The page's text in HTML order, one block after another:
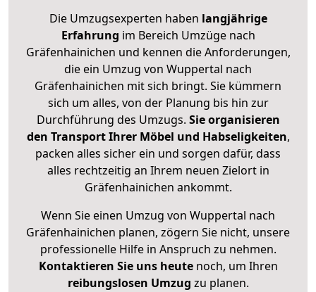
Die Umzugsexperten haben langjährige
Erfahrung im Bereich Umzüge nach
Gräfenhainichen und kennen die Anforderungen,
die ein Umzug von Wuppertal nach
Gräfenhainichen mit sich bringt. Sie kümmern
sich um alles, von der Planung bis hin zur
Durchführung des Umzugs. Sie organisieren
den Transport Ihrer Möbel und Habseligkeiten,
packen alles sicher ein und sorgen dafür, dass
alles rechtzeitig an Ihrem neuen Zielort in
Gräfenhainichen ankommt.
Wenn Sie einen Umzug von Wuppertal nach
Gräfenhainichen planen, zögern Sie nicht, unsere
professionelle Hilfe in Anspruch zu nehmen.
Kontaktieren Sie uns heutenoch, um Ihren
reibungslosen Umzug zu planen.